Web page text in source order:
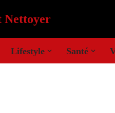
Nettoyer
Lifestyle Santé